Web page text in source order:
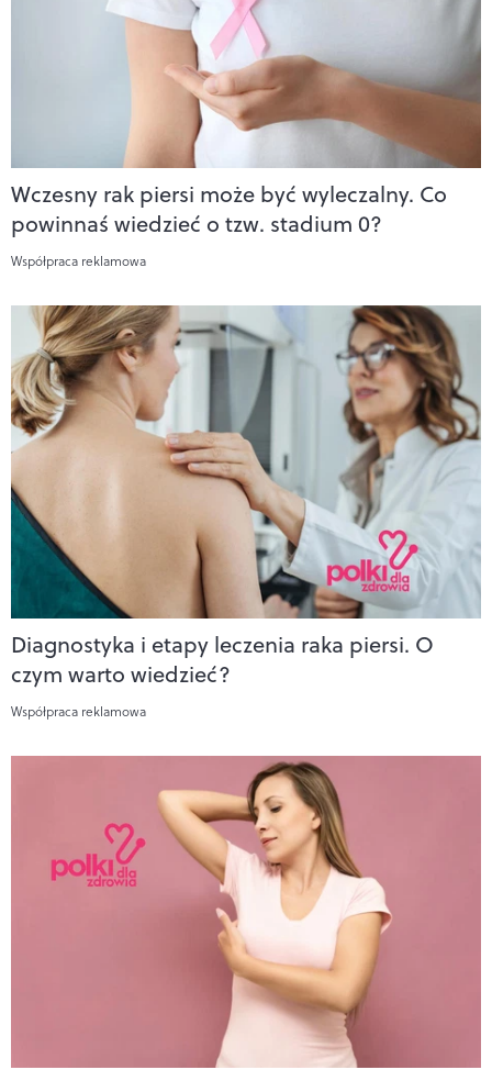
Wczesny rak piersi może być wyleczalny. Co
powinnaś wiedzieć o tzw. stadium 0?
Współpraca reklamowa
Diagnostyka i etapy leczenia raka piersi. O
czym warto wiedzieć?
Współpraca reklamowa